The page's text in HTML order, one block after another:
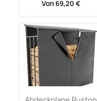
Von 69,20 €